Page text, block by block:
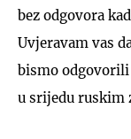
bez odgovora
Uvjeravam vas
bismo odgovorili
u srijedu ruskim